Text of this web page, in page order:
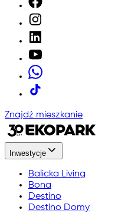
Znajdź mieszkanie
Inwestycje
Balicka Living
Bona
Destino
Destino Domy